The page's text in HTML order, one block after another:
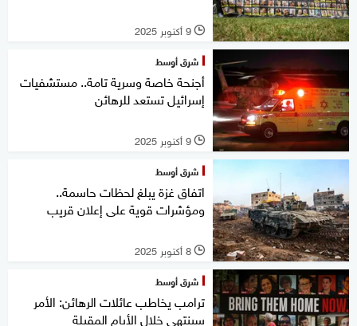
l 9 أكتوبر 2025
شرق أوسط
أجنحة خاصة وسرية تامة.. مستشفيات
إسرائيل تستعد للرهائن
l 9 أكتوبر 2025
شرق أوسط
اتفاق غزة يبلغ لحظات حاسمة..
ومؤشرات قوية على إعلان قريب
l 8 أكتوبر 2025
شرق أوسط
ترامب يخاطب عائلات الرهائن: الأمر
سينتهي خلال الأيام المقبلة